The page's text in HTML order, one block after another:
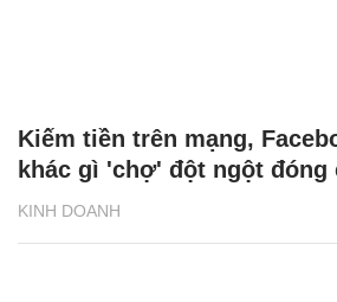
KINH DOANH
Kiếm tiền trên mạng,
khác gì 'chợ' đột ngột đóng